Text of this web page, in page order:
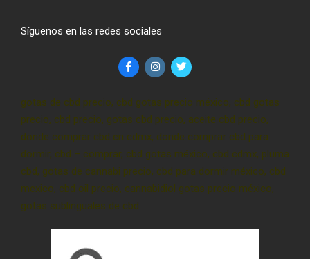
Síguenos en las redes sociales
gotas de cbd precio, cbd gotas precio méxico, cbd gotas
precio, cbd precio, gotas cbd precio, aceite cbd precio,
donde comprar cbd en cdmx, donde comprar cbd para
dormir, cbd – comprar, cbd gotas méxico, cbd cdmx, pluma
cbd, gotas de cannabi precio, cbd para dormir méxico, cbd
mexico, cbd oil precio, cannabidiol gotas precio méxico,
gotas sublinguales de cbd